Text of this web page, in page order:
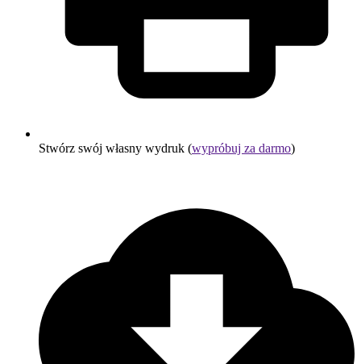
Stwórz swój własny wydruk (wypróbuj za darmo)